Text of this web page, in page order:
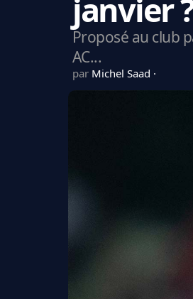
janvier ?
Proposé au club
AC...
par Michel Saad